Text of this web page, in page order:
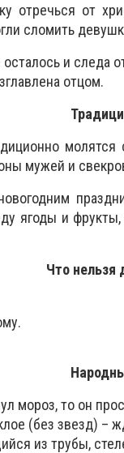
отречься от
сломить
и следа
отцом.
мужей и
ягоды и
Что нельзя
мороз, то он
(без звезд) –
из трубы,